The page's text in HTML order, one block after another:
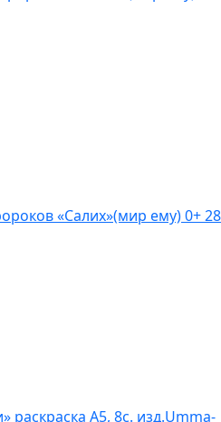
«Салих»(мир ему) 0+ 28